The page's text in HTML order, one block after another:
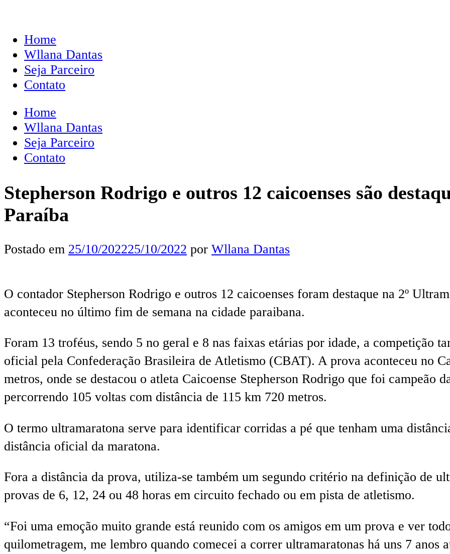
Home
Wllana Dantas
Seja Parceiro
Contato
Home
Wllana Dantas
Seja Parceiro
Contato
Stepherson Rodrigo e outros 12 caicoenses são
Paraíba
Postado em 25/10/202225/10/2022 por Wllana Dantas
O contador Stepherson Rodrigo e outros 12 caicoenses foram destaque na 2º
aconteceu no último fim de semana na cidade paraibana.
Foram 13 troféus, sendo 5 no geral e 8 nas faixas etárias por idade, a competição
oficial pela Confederação Brasileira de Atletismo (CBAT). A prova aconteceu no
metros, onde se destacou o atleta Caicoense Stepherson Rodrigo que foi campeão
percorrendo 105 voltas com distância de 115 km 720 metros.
O termo ultramaratona serve para identificar corridas a pé que tenham uma
distância oficial da maratona.
Fora a distância da prova, utiliza-se também um segundo critério na definição de
provas de 6, 12, 24 ou 48 horas em circuito fechado ou em pista de atletismo.
“Foi uma emoção muito grande está reunido com os amigos em um prova e ver
quilometragem, me lembro quando comecei a correr ultramaratonas há uns 7